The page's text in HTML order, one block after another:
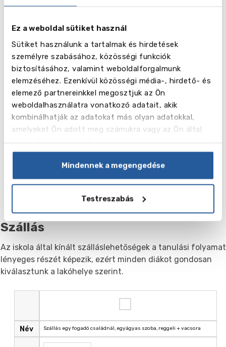
Ez a weboldal sütiket használ
Sütiket használunk a tartalmak és hirdetések
személyre szabásához, közösségi funkciók
biztosításához, valamint weboldalforgalmunk
elemzéséhez. Ezenkívül közösségi média-, hirdető- és
elemező partnereinkkel megosztjuk az Ön
weboldalhasználatra vonatkozó adatait, akik
kombinálhatják az adatokat más olyan adatokkal,
amelyeket Ön adott meg számukra vagy az Ön által
Mindennek a megengedése
Testreszabás
CNY
Ár ,
Szállás
Az iskola által kínált szálláslehetőségek a tanulási folyamat
lényeges részét képezik, ezért minden diákot gondosan
kiválasztunk a lakóhelye szerint.
Név Szállás egy fogadó családnál, egyágyas szoba, reggeli + vacsora